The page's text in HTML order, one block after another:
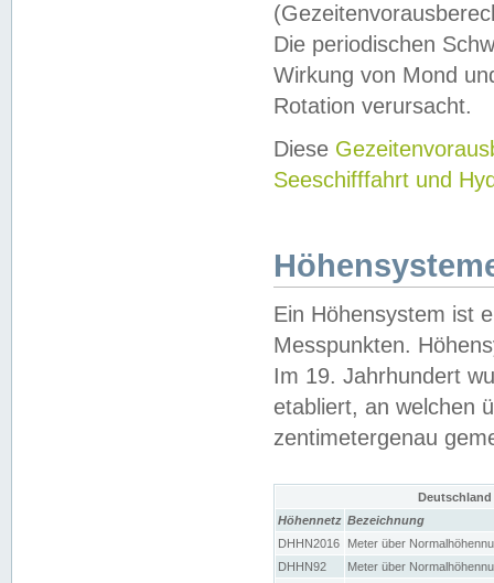
Die periodischen
Wirkung von Mond
Rotation verursacht.
Diese
Seeschifffahrt und
Ein Höhensystem ist
Messpunkten.
Im 19. Jahrhundert
etabliert, an welchen
zentimetergenau
Höhennetz Bezeichnung
DHHN2016
Meter über
DHHN92
Meter über